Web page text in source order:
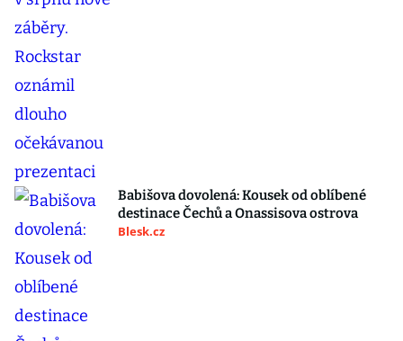
Babišova dovolená: Kousek od oblíbené
destinace Čechů a Onassisova ostrova
Blesk.cz